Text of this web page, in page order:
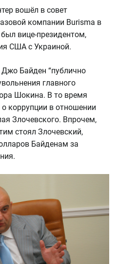
вошёл в совет
компании Burisma в
был вице-президентом,
США с Украиной.
Байден “публично
главного
Шокина. В то время
коррупции в отношении
Злочевского. Впрочем,
стоял Злочевский,
Байденам за